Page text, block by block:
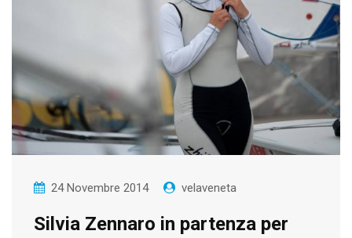
24 Novembre 2014 velaveneta
Silvia Zennaro in partenza per